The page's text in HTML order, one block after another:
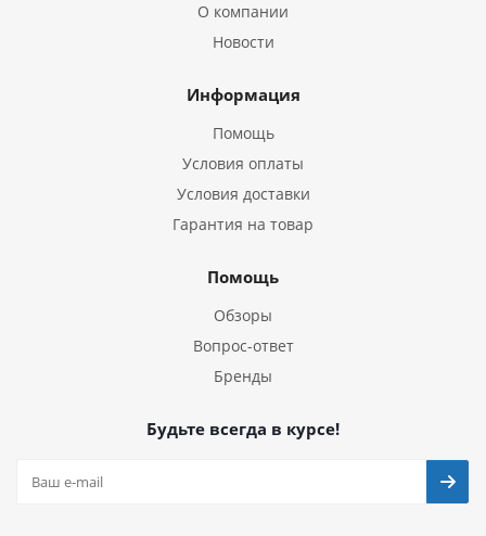
О компании
Новости
Информация
Помощь
Условия оплаты
Условия доставки
Гарантия на товар
Помощь
Обзоры
Вопрос-ответ
Бренды
Будьте всегда в курсе!